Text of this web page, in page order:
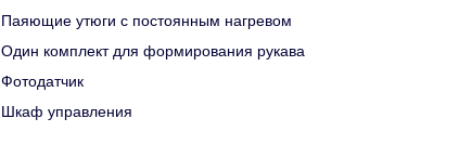
Паяющие утюги с постоянным нагревом
Один комплект для формирования рукава
Фотодатчик
Шкаф управления